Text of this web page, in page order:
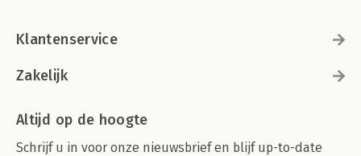
Klantenservice
Zakelijk
Altijd op de hoogte
Schrijf u in voor onze nieuwsbrief en blijf up-to-date